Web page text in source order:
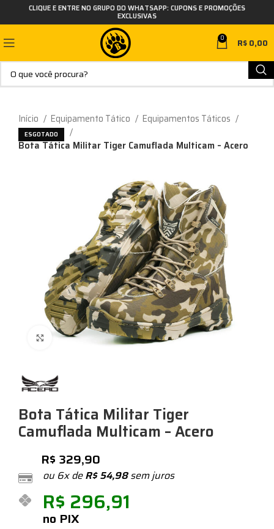
CLIQUE E ENTRE NO GRUPO DO WHATSAPP: CUPONS E PROMOÇÕES
EXCLUSIVAS
0 R$0,00
Início Equipamento Tático
Equipamentos Táticos
Bota Tática
Bota Tática Militar Tiger Camuflada Multicam – Acero
ESGOTADO
Expandir
Bota Tática Militar Tiger
Camuflada Multicam – Acero
R$ 329,90
ou 6x deR$54,98sem juros
R$ 296,91
no PIX